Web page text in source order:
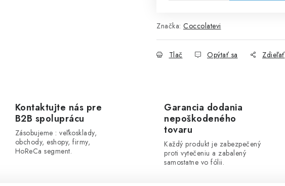
Značka: Coccolatevi
Tlač Opýtať sa Zdieľať
Kontaktujte nás pre
B2B spoluprácu
Zásobujeme : veľkosklady,
obchody, eshopy, firmy,
HoReCa segment.
Garancia dodania
nepoškodeného
tovaru
Každý produkt je zabezpečený
proti vytečeniu a zabalený
samostatne vo fólii.